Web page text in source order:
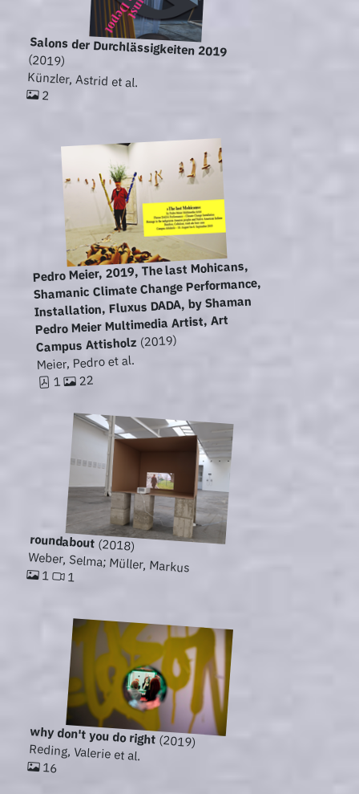
Salons der Durchlässigkeiten 2019
(2019)
Künzler, Astrid et al.
2
Pedro Meier, 2019, The last Mohicans,
Shamanic Climate Change Performance,
Installation, Fluxus DADA, by Shaman
Pedro Meier Multimedia Artist, Art
Campus Attisholz (2019)
Meier, Pedro et al.
1 22
roundabout(2018)
Weber, Selma; Müller, Markus
1 1
why don't you do right(2019)
Reding, Valerie et al.
16